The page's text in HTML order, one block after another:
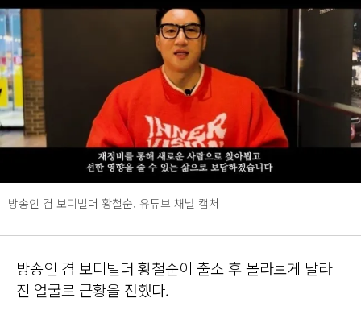
방송인 겸 보디빌더 황철순. 유튜브 채널 캡처
방송인 겸 보디빌더 황철순이 출소 후 몰라보게 달라
진 얼굴로 근황을 전했다.